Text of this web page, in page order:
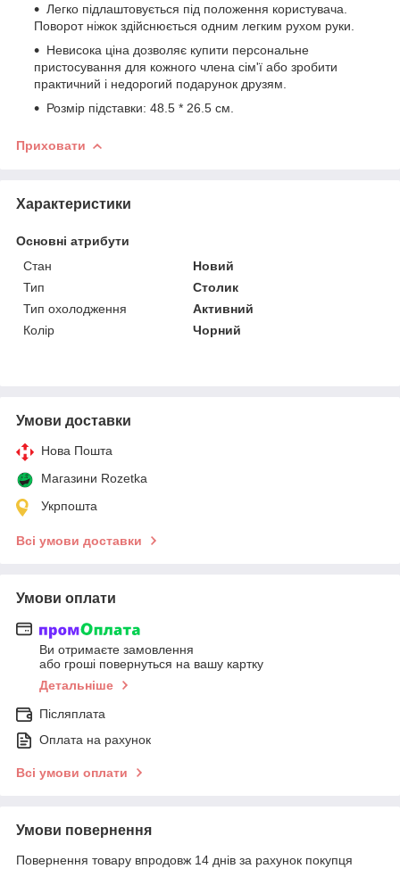
Легко підлаштовується під положення користувача.
Поворот ніжок здійснюється одним легким рухом руки.
Невисока ціна дозволяє купити персональне
пристосування для кожного члена сім'ї або зробити
практичний і недорогий подарунок друзям.
Розмір підставки: 48.5 * 26.5 см.
Приховати
Характеристики
Основні атрибути
Стан
Новий
Тип
Столик
Тип охолодження
Активний
Колір
Чорний
Умови доставки
Нова Пошта
Магазини Rozetka
Укрпошта
Всі умови доставки
Умови оплати
Ви отримаєте замовлення
або гроші повернуться на вашу картку
Детальніше
Післяплата
Оплата на рахунок
Всі умови оплати
Умови повернення
Повернення товару впродовж 14 днів за рахунок покупця